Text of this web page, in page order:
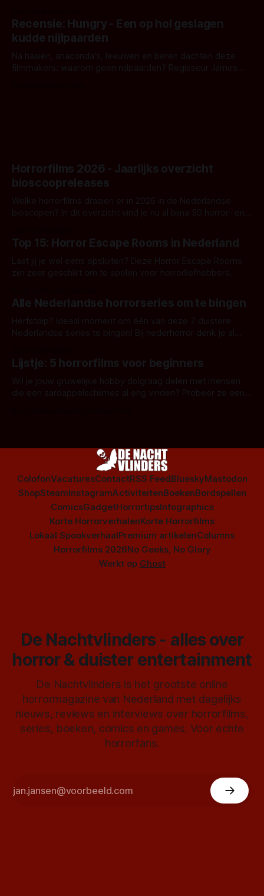
achtergrond, belooft iets kleurrijks maar onheilspellends,
iets ongrijpbaars. En dat maakt De Groen met ieder woord
waar.
Recensie: Hungry - Een op hol geslagen
kudde nijlpaarden
Na haaien, anaconda's, leeuwen en beren dachten deze
filmmakers: waarom geen nijlpaarden? Regisseur James
Horrorfilms 2026 - Jaarlijks overzicht
bioscoopreleases
Welke horrorfilms draaien er in 2026 in de Nederlandse
bioscopen? In dit overzicht vind je nu al bijna 50 horror- en
Top 15: Horror Escape Rooms in Nederland
Laat jij je wel eens opsluiten? Deze Horror Escape Rooms
zijn zeer geschikt om te spelen voor horrorliefhebbers.
Alle Nederlandse horrorseries om te bingen
Herfstdip? Ideaal moment om één van deze 7 duistere
Nederlandse series te bingen! Bij nederhorror denk je al
Amsterdamned of The Johnsons. Maar Nederlandse horror
is niet beperkt tot films. Hier een aantal Nederlandse tv-
series uit het duistere of horrorgenre. Als
Lijstje: 5 horrorfilms voor beginners
Wil je jouw gruwelijke hobby dolgraag delen met mensen
die een aardappelschilmes al eng vinden? Probeer ze eens
ColofonVacaturesContactRSS FeedBlueskyMastodon
ShopSteamInstagramActiviteitenBoekenBordspellen
ComicsGadgetHorrortipsInfographics
Korte HorrorverhalenKorte Horrorfilms
Lokaal SpookverhaalPremium artikelenColumns
Horrorfilms 2026No Geeks, No Glory
Werkt op Ghost
De Nachtvlinders - alles over
horror & duister entertainment
De Nachtvlinders is het grootste online
horrormagazine van Nederland met dagelijks
nieuws, reviews en interviews over horrorfilms,
series, boeken, comics en games. Voor echte
horrorfans.